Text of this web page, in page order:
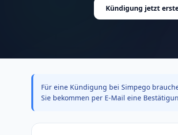
Kündigung jetzt
Für eine Kündigung bei Simpego
Sie bekommen per E-Mail eine